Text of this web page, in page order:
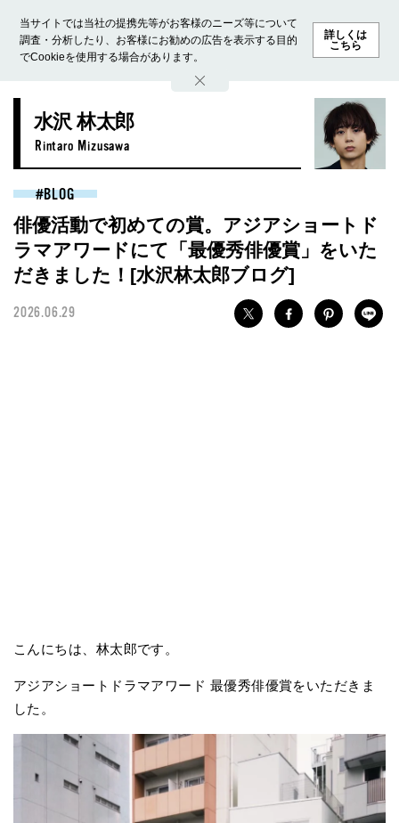
当サイトでは当社の提携先等がお客様のニーズ等について
調査・分析したり、お客様にお勧めの広告を表示する目的
でCookieを使用する場合があります。
詳しくは
こちら
ホーム モデル募集 ランキング ファッション ビューテ
水沢 林太郎
Rintaro Mizusawa
BLOG
俳優活動で初めての賞。アジアショートド
ラマアワードにて「最優秀俳優賞」をいた
だきました！[水沢林太郎ブログ]
2026.06.29
こんにちは、林太郎です。
アジアショートドラマアワード 最優秀俳優賞をいただきま
した。